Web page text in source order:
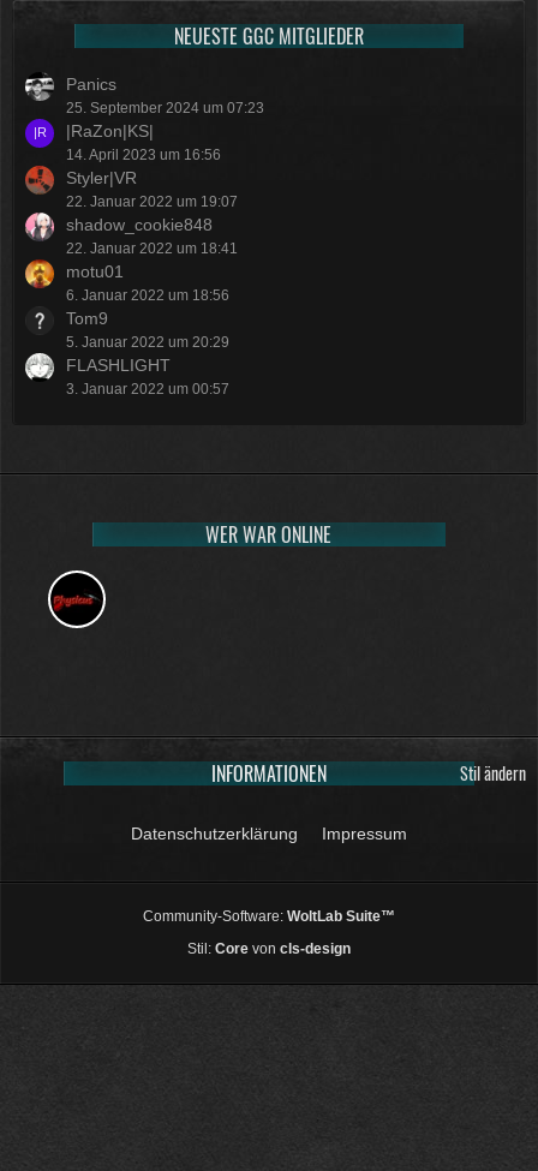
NEUESTE GGC MITGLIEDER
Panics
25. September 2024 um 07:23
|RaZon|KS|
14. April 2023 um 16:56
Styler|VR
22. Januar 2022 um 19:07
shadow_cookie848
22. Januar 2022 um 18:41
motu01
6. Januar 2022 um 18:56
Tom9
5. Januar 2022 um 20:29
FLASHLIGHT
3. Januar 2022 um 00:57
WER WAR ONLINE
Stil ändern
INFORMATIONEN
Datenschutzerklärung Impressum
Community-Software: WoltLab Suite™
Stil: Core von cls-design